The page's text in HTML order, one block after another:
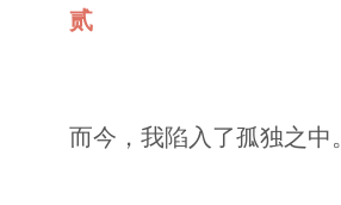
贰
而今，我陷入了孤独之中。